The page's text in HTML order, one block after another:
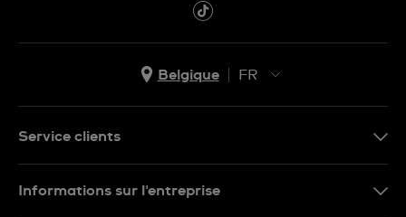
Belgique
FR
Service clients
Informations sur l'entreprise